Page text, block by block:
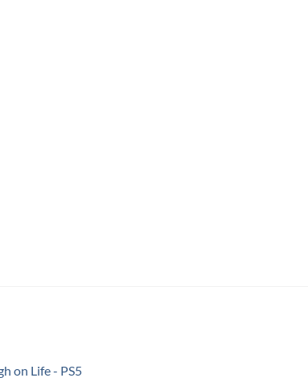
on Life - PS5